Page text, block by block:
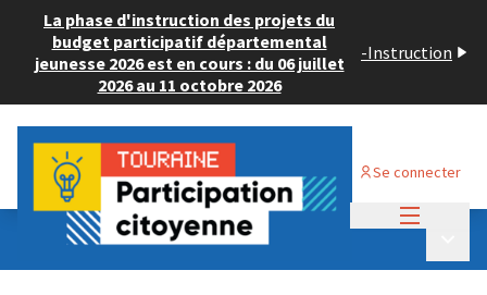
La phase d'instruction des projets du
budget participatif départemental
jeunesse 2026 est en cours : du 06 juillet
2026 au 11 octobre 2026
-Instruction
Se connecter
Budget Participatif JEUNESSE 2024
💡 Consulter les projets déposés